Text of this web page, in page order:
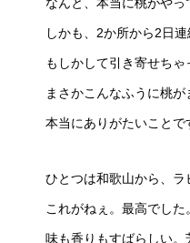
しかも、2か所から2日連
もしかして引き寄せちゃ
まさかこんなふうに桃
本当にありがたいことで
ひとつは和歌山から、ラ
これがねぇ。最高でした。
味も香りもすばらしい。